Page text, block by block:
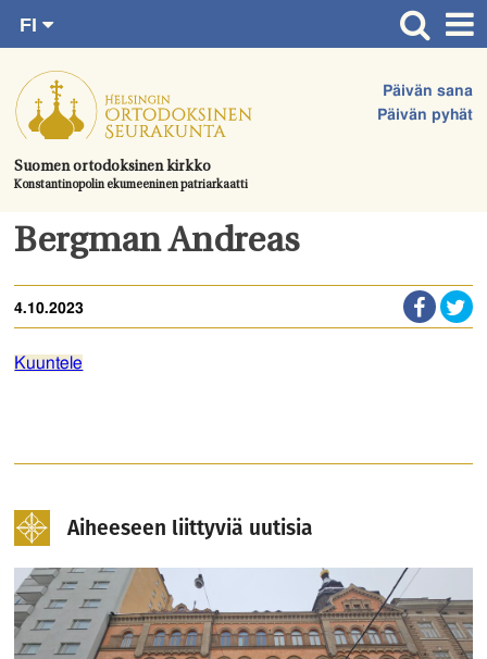
suoraan
sisältöön.
Suomen ortodoksinen kirkko
Konstantinopolin ekumeeninen patriarkaatti
Päivän sana
Päivän pyhät
FI
SV
EN
UA
Etusivu
Ajankohtaista
Juhlat & toimitukset
Kirkot
Tule mukaan
Hautausmaa
Bergman Andreas
4.10.2023
Kuuntele
Aiheeseen liittyviä uutisia